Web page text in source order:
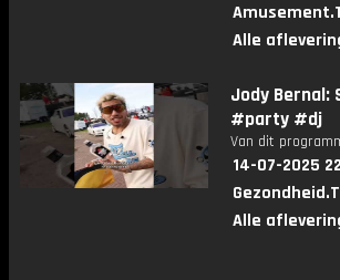
Alle
Jody
#party #dj
Van dit
14-07-2025
Alle